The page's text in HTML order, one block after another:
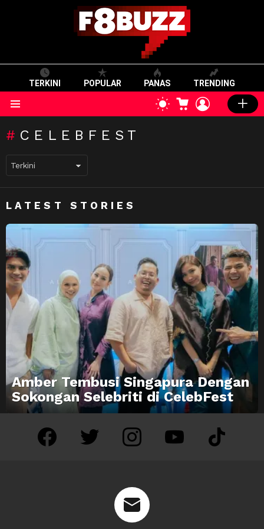
TERKINI POPULAR PANAS TRENDING
SWITCH
SKIN
CART LOGIN
CELEBFEST
LATEST STORIES
Amber Tembusi Singapura Dengan
Sokongan Selebriti di CelebFest
facebook twitter instagram youtube tiktok